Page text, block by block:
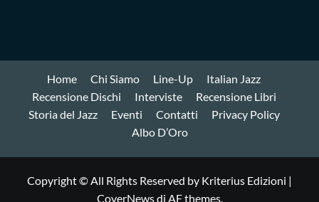
Home Chi Siamo Line-Up
Italian Jazz
Recensione Dischi
Interviste
Recensione Libri
Storia del Jazz
Eventi Contatti
Privacy Policy
Albo D’Oro
Copyright © All Rights Reserved by Kriterius Edizioni |
CoverNewsdi AF themes.